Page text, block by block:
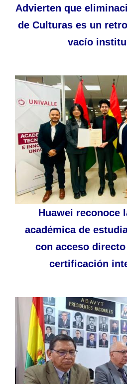
Advierten que
de Culturas es un
vacío
Huawei reconoce
académica de
con acceso
certificación